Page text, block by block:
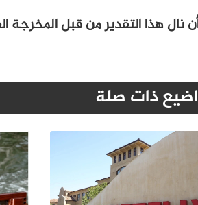
نال هذا التقدير من قبل المخرجة
ذات صلة